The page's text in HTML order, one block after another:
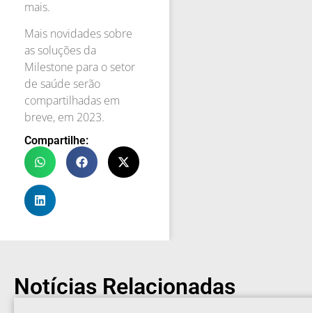
mais.
Mais novidades sobre
as soluções da
Milestone para o setor
de saúde serão
compartilhadas em
breve, em 2023.
Compartilhe:
Notícias Relacionadas